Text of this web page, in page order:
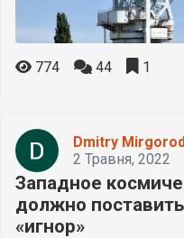
774 44 1
Dmitry
2 Травня, 2022
Западное
должно
«игнор»